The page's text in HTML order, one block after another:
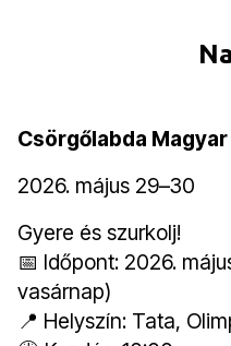
Csörgőlabda
2026. május 29–30
Gyere és szurkolj!
📅 Időpont: 2026.
vasárnap)
📍 Helyszín: Tata,